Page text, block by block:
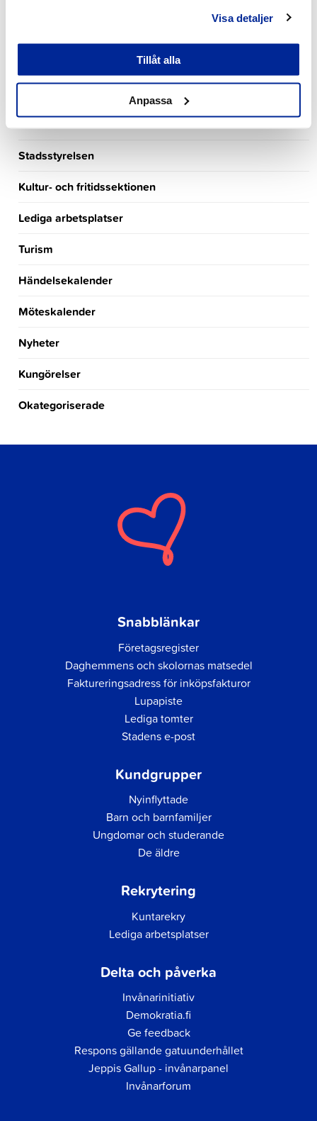
Visa detaljer
Tillåt alla
Anpassa
Nämnden för bildning och välfärd
Tekniska nämnden
Stadsstyrelsen
Kultur- och fritidssektionen
Lediga arbetsplatser
Turism
Händelsekalender
Möteskalender
Nyheter
Kungörelser
Okategoriserade
Snabblänkar
Företagsregister
Daghemmens och skolornas matsedel
Faktureringsadress för inköpsfakturor
Lupapiste
Lediga tomter
Stadens e-post
Kundgrupper
Nyinflyttade
Barn och barnfamiljer
Ungdomar och studerande
De äldre
Rekrytering
Kuntarekry
Lediga arbetsplatser
Delta och påverka
Invånarinitiativ
Demokratia.fi
Ge feedback
Respons gällande gatuunderhållet
Jeppis Gallup - invånarpanel
Invånarforum